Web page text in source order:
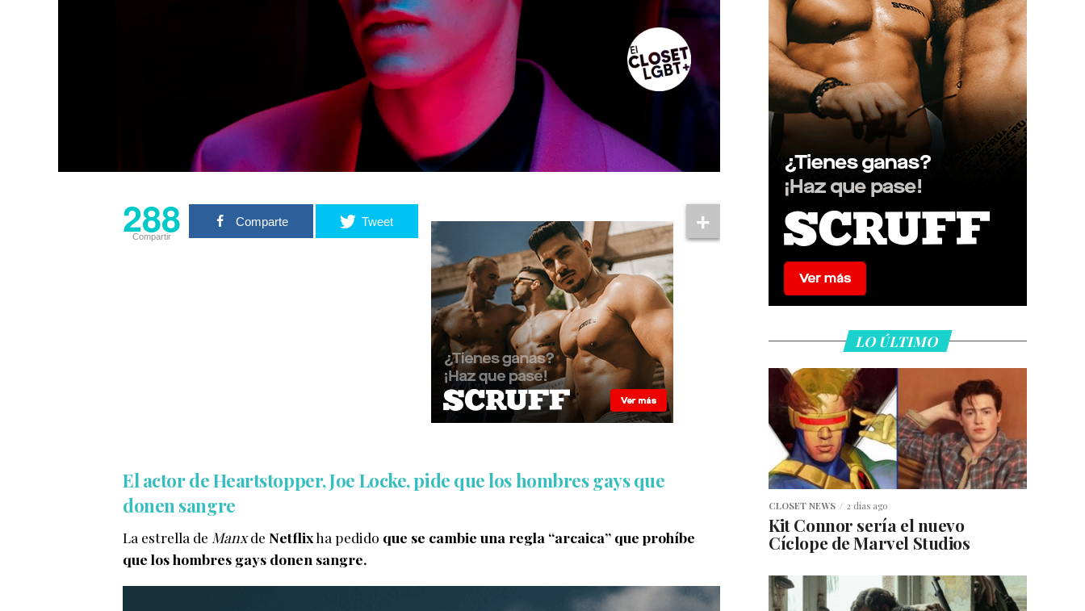
288
Compartir
Comparte Tweet
El actor de Heartstopper, Joe Locke, pide que los hombres gays que
donen sangre
La estrella de Manxde Netflixha pedido que se cambie una regla “arcaica” que prohíbe
que los hombres gays donen sangre.
LO ÚLTIMO
CLOSET NEWS 2 días ago
Kit Connor sería el nuevo
Cíclope de Marvel Studios